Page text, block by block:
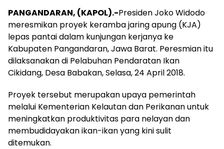
PANGANDARAN, (KAPOL).-Presiden Joko Widodo
meresmikan proyek keramba jaring apung (KJA)
lepas pantai dalam kunjungan kerjanya ke
Kabupaten Pangandaran, Jawa Barat. Peresmian itu
dilaksanakan di Pelabuhan Pendaratan Ikan
Cikidang, Desa Babakan, Selasa, 24 April 2018.
Proyek tersebut merupakan upaya pemerintah
melalui Kementerian Kelautan dan Perikanan untuk
meningkatkan produktivitas para nelayan dan
membudidayakan ikan-ikan yang kini sulit
ditemukan.